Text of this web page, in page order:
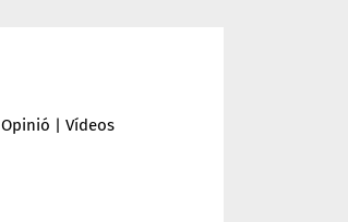
Opinió | Vídeos